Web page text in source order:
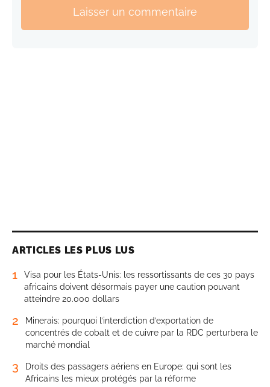
Laisser un commentaire
ARTICLES LES PLUS LUS
1
Visa pour les États-Unis: les ressortissants de ces 30 pays
africains doivent désormais payer une caution pouvant
atteindre 20.000 dollars
2
Minerais: pourquoi l’interdiction d’exportation de
concentrés de cobalt et de cuivre par la RDC perturbera le
marché mondial
3
Droits des passagers aériens en Europe: qui sont les
Africains les mieux protégés par la réforme